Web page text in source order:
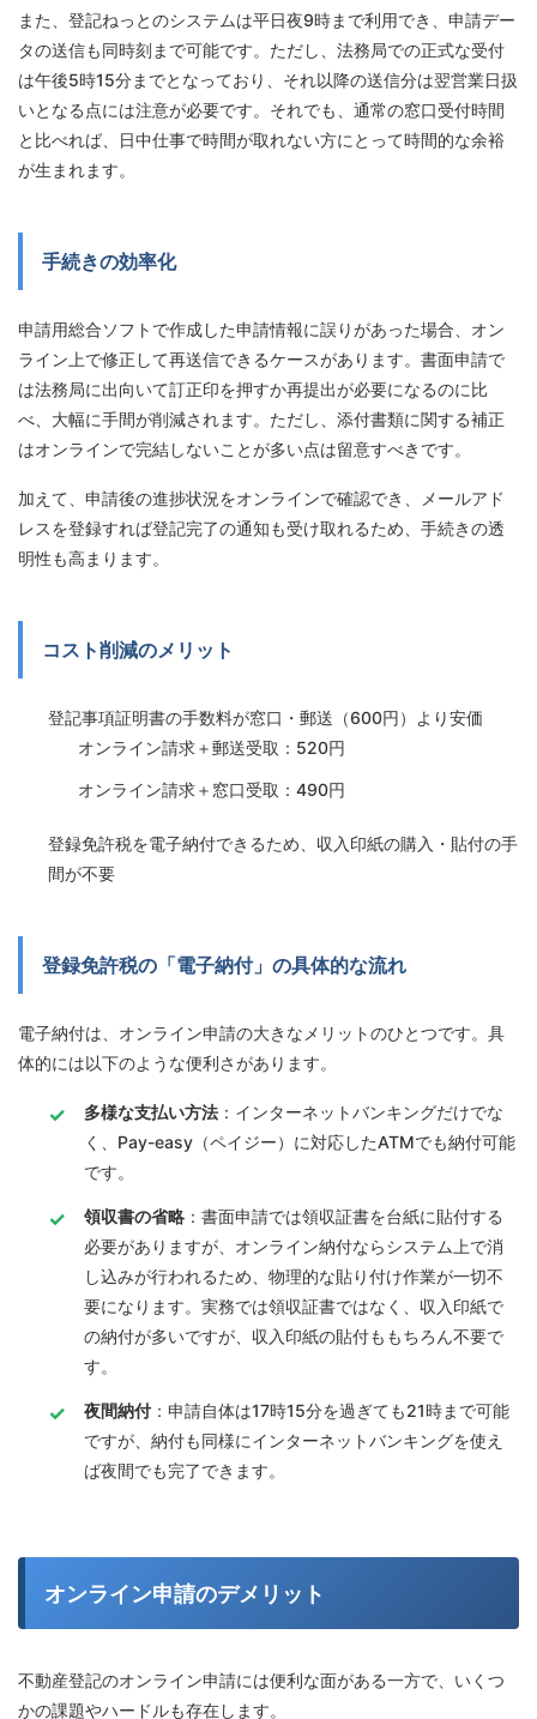
また、登記ねっとのシステムは平日夜9時まで利用でき、申請デー
タの送信も同時刻まで可能です。ただし、法務局での正式な受付
は午後5時15分までとなっており、それ以降の送信分は翌営業日扱
いとなる点には注意が必要です。それでも、通常の窓口受付時間
と比べれば、日中仕事で時間が取れない方にとって時間的な余裕
が生まれます。
手続きの効率化
申請用総合ソフトで作成した申請情報に誤りがあった場合、オン
ライン上で修正して再送信できるケースがあります。書面申請で
は法務局に出向いて訂正印を押すか再提出が必要になるのに比
べ、大幅に手間が削減されます。ただし、添付書類に関する補正
はオンラインで完結しないことが多い点は留意すべきです。
加えて、申請後の進捗状況をオンラインで確認でき、メールアド
レスを登録すれば登記完了の通知も受け取れるため、手続きの透
明性も高まります。
コスト削減のメリット
登記事項証明書の手数料が窓口・郵送（600円）より安価
オンライン請求＋郵送受取：520円
オンライン請求＋窓口受取：490円
登録免許税を電子納付できるため、収入印紙の購入・貼付の手
間が不要
登録免許税の「電子納付」の具体的な流れ
電子納付は、オンライン申請の大きなメリットのひとつです。具
体的には以下のような便利さがあります。
多様な支払い方法 ：インターネットバンキングだけでな
く、Pay-easy（ペイジー）に対応したATMでも納付可能
です。
領収書の省略 ：書面申請では領収証書を台紙に貼付する
必要がありますが、オンライン納付ならシステム上で消
し込みが行われるため、物理的な貼り付け作業が一切不
要になります。実務では領収証書ではなく、収入印紙で
の納付が多いですが、収入印紙の貼付ももちろん不要で
す。
夜間納付 ：申請自体は17時15分を過ぎても21時まで可能
ですが、納付も同様にインターネットバンキングを使え
ば夜間でも完了できます。
オンライン申請のデメリット
不動産登記のオンライン申請には便利な面がある一方で、いくつ
かの課題やハードルも存在します。